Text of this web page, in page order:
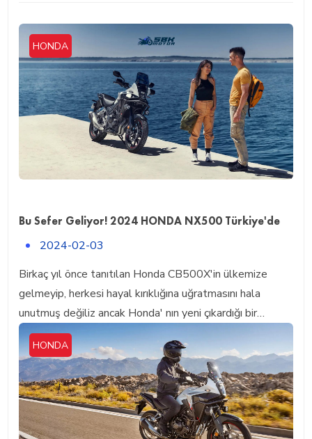
HONDA
Bu Sefer Geliyor! 2024 HONDA NX500 Türkiye'de
2024-02-03
Birkaç yıl önce tanıtılan Honda CB500X'in ülkemize
gelmeyip, herkesi hayal kırıklığına uğratmasını hala
unutmuş değiliz ancak Honda' nın yeni çıkardığı bir…
HONDA